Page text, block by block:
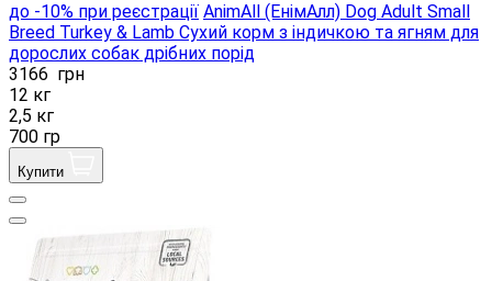
до -10% при реєстрації AnimAll (ЕнімАлл) Dog Adult Small
Breed Turkey & Lamb Сухий корм з індичкою та ягням для
дорослих собак дрібних порід
3166 грн
12 кг
2,5 кг
700 гр
Купити